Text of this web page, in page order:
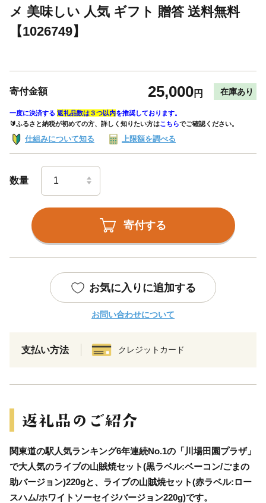
メ 美味しい 人気 ギフト 贈答 送料無料
【1026749】
寄付金額 25,000円 在庫あり
一度に決済する 返礼品数は３つ以内を推奨しております。
🔰ふるさと納税が初めての方、詳しく知りたい方はこちらでご確認ください。
仕組みについて知る 上限額を調べる
数量
寄付する
お気に入りに追加する
お問い合わせについて
支払い方法 クレジットカード
関東道の駅人気ランキング6年連続No.1の「川場田園プラザ」
で大人気のライブの山賊焼セット(黒ラベル:ベーコン/ごまの
助バージョン)220gと、ライブの山賊焼セット(赤ラベル:ロー
スハム/ホワイトソーセイジバージョン220g)です。